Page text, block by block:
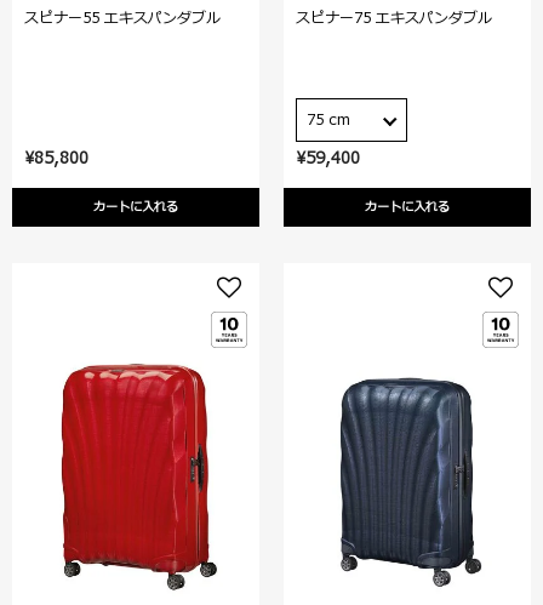
¥85,800
カートに入れる
スピナー55 エキスパンダブル
¥59,400
カートに入れる
スピナー75 エキスパンダブル
75 cm